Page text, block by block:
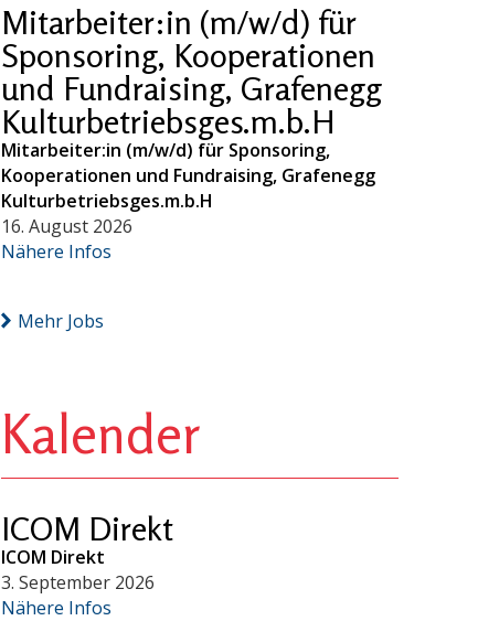
Mitarbeiter:in (m/w/d) für
Sponsoring, Kooperationen
und Fundraising, Grafenegg
Kulturbetriebsges.m.b.H
Mitarbeiter:in (m/w/d) für Sponsoring,
Kooperationen und Fundraising, Grafenegg
Kulturbetriebsges.m.b.H
16. August 2026
Nähere Infos
Mehr Jobs
Kalender
ICOM Direkt
ICOM Direkt
3. September 2026
Nähere Infos